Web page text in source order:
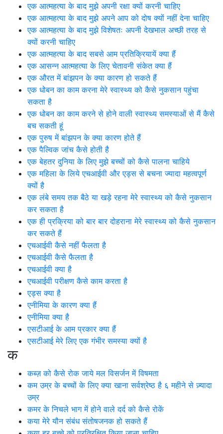
एक आत्महत्या के बाद मुझे अपनी रक्षा क्यों करनी चाहिए
एक आत्महत्या के बाद मुझे अपने आप को दोष क्यों नहीं देना चाहिए
एक आत्महत्या के बाद मुझे विशेषतः अपनी देखभाल अच्छी तरह से
क्यों करनी चाहिए
एक आत्महत्या के बाद सबसे आम प्रतिक्रियायें क्या हैं
एक आसन्न आत्महत्या के लिए चेतावनी संकेत क्या हैं
एक औरत में बांझपन के क्या कारण हो सकते हैं
एक धोबन का काम करना मेरे स्वास्थ्य को कैसे नुकसान पहुंचा
सकता है
एक धोबन का काम करने से होने वाली स्वास्थ्य समस्याओं से मैं कैसे
बच सकती हूं
एक पुरुष में बांझपन के क्या कारण होते हैं
एक पैल्विक जांच कैसे होती है
एक बेहतर दुनिया के लिए मुझे बच्चों को कैसे पालना चाहिये
एक महिला के लिये एचआईवी और एड्स से बचना ज्यादा महत्वपूर्ण
क्यों है
एक लंबे समय तक बैठे या खड़े रहना मेरे स्वास्थ्य को कैसे नुकसान
कर सकता है
एक ही प्रक्रिया को बार बार दोहराना मेरे स्वास्थ्य को कैसे नुकसान
कर सकते हैं
एचआईवी कैसे नहीं फैलता है
एचआईवी कैसे फैलता है
एचआईवी क्या है
एचआईवी परीक्षण कैसे काम करता है
एड्स क्या है
एनीमिया के कारण क्या हैं
एनीमिया क्या है
एसटीआई के आम प्रकार क्या हैं
एसटीआई मेरे लिए एक गंभीर समस्या क्यों है
क
कब्ज़ को कैसे रोक जाये मल विसर्जन में विषमता
कम उम्र के बच्चों के लिए क्या खाना सर्वश्रेष्ठ है ६ महीने से ज़्यादा
उम्र
कमर के निचले भाग में होने वाले दर्द को कैसे रोकें
कया मेरे यौन संबंध संतोषजनक हो सकते हैं